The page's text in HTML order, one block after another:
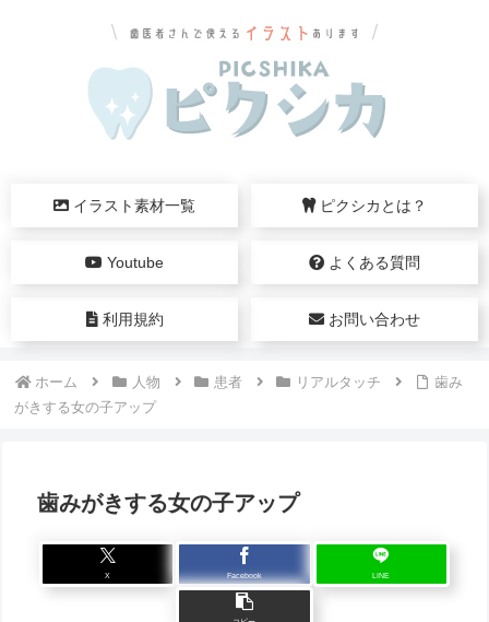
イラスト素材一覧 ピクシカとは？
Youtube よくある質問
利用規約 お問い合わせ
ホーム 人物 患者 リアルタッチ
歯み
がきする女の子アップ
歯みがきする女の子アップ
X Facebook LINE